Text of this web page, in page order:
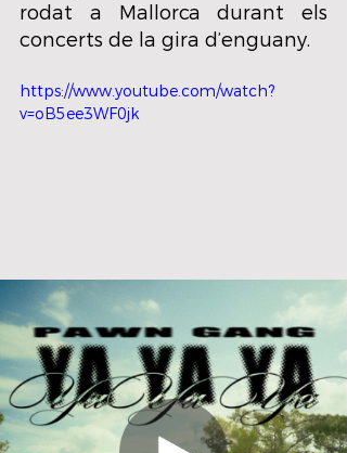
rodat a Mallorca durant els
concerts de la gira d’enguany.
https://www.youtube.com/watch?
v=oB5ee3WF0jk